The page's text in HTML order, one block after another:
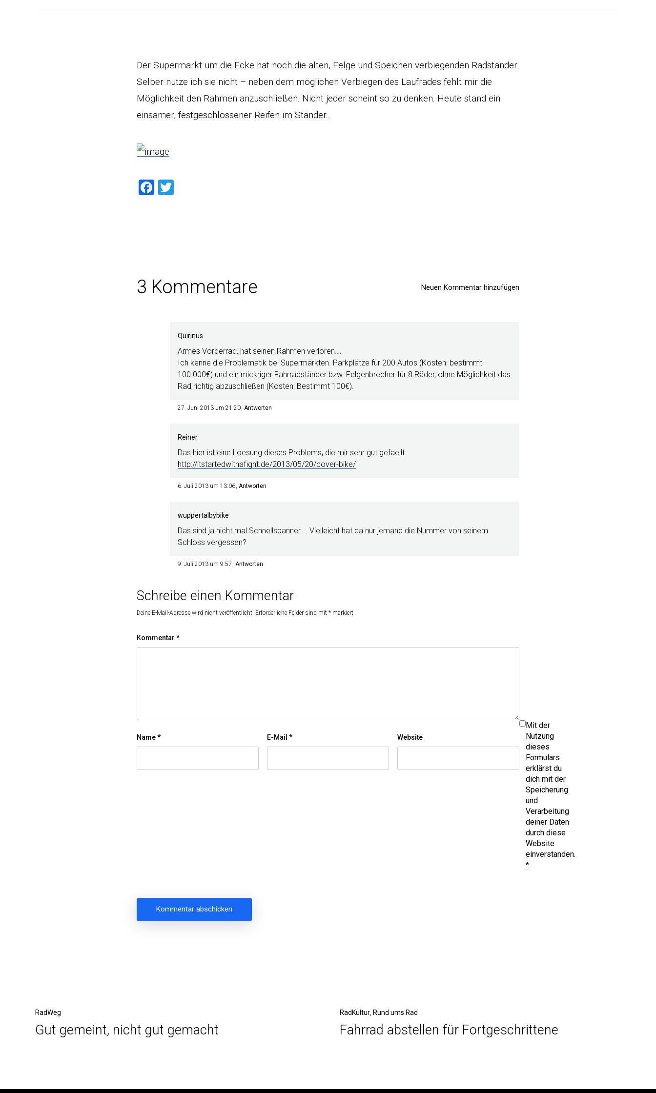
Der Supermarkt um die Ecke hat noch die alten, Felge und Speichen verbiegenden Radständer.
Selber nutze ich sie nicht – neben dem möglichen Verbiegen des Laufrades fehlt mir die
Möglichkeit den Rahmen anzuschließen. Nicht jeder scheint so zu denken. Heute stand ein
einsamer, festgeschlossener Reifen im Ständer..
Facebook
3 Kommentare Neuen Kommentar hinzufügen
Quirinus
Armes Vorderrad, hat seinen Rahmen verloren….
Ich kenne die Problematik bei Supermärkten. Parkplätze für 200 Autos (Kosten: bestimmt
100.000€) und ein mickriger Fahrradständer bzw. Felgenbrecher für 8 Räder, ohne Möglichkeit das
Rad richtig abzuschließen (Kosten: Bestimmt 100€).
27. Juni 2013 um 21:20 Antworten
Reiner
Das hier ist eine Loesung dieses Problems, die mir sehr gut gefaellt:
http://itstartedwithafight.de/2013/05/20/cover-bike/
6. Juli 2013 um 13:06 Antworten
wuppertalbybike
Das sind ja nicht mal Schnellspanner … Vielleicht hat da nur jemand die Nummer von seinem
Schloss vergessen?
9. Juli 2013 um 9:57 Antworten
Schreibe einen Kommentar
Deine E-Mail-Adresse wird nicht veröffentlicht. Erforderliche Felder sind mit * markiert
Kommentar *
Name* E-Mail * Website
Mit der
Nutzung
dieses
Formulars
erklärst du
dich mit der
Speicherung
und
Verarbeitung
deiner Daten
durch diese
Website
einverstanden.
*
Vorheriger
Beitrag
RadWeg
Gut gemeint, nicht gut gemacht
Nächster
Beitrag
RadKultur Rund ums Rad
Fahrrad abstellen für Fortgeschrittene